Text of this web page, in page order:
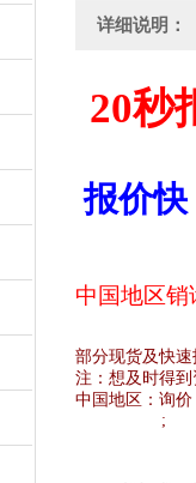
详细说明：
20秒
报价快
中国地区销
部分现货及快速
注：想及时得
中国地区： 询价
;